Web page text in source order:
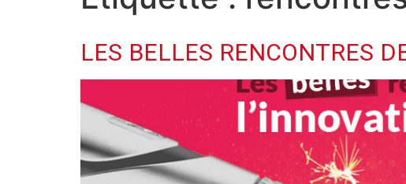
LES BELLES RENCONTRES